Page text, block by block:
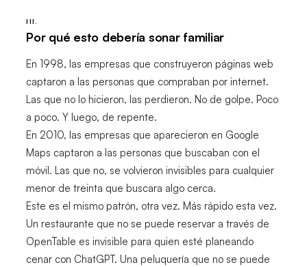
III.
Por qué esto debería sonar familiar
En 1998, las empresas que construyeron páginas web
captaron a las personas que compraban por internet.
Las que no lo hicieron, las perdieron. No de golpe. Poco
a poco. Y luego, de repente.
En 2010, las empresas que aparecieron en Google
Maps captaron a las personas que buscaban con el
móvil. Las que no, se volvieron invisibles para cualquier
menor de treinta que buscara algo cerca.
Este es el mismo patrón, otra vez. Más rápido esta vez.
Un restaurante que no se puede reservar a través de
OpenTable es invisible para quien esté planeando
cenar con ChatGPT. Una peluquería que no se puede